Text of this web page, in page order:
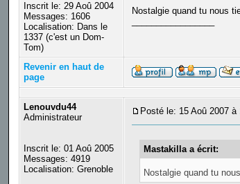
Inscrit le: 29 Aoû 2004
Messages: 1606
Localisation: Dans le
1337 (c'est un Dom-
Tom)
Nostalgie quand tu nous
Revenir en haut de
page
Lenouvdu44
Administrateur
Inscrit le: 01 Aoû 2005
Messages: 4919
Localisation: Grenoble
Posté le: 15 Aoû 2007 à
Mastakilla a écrit:
Nostalgie quand tu